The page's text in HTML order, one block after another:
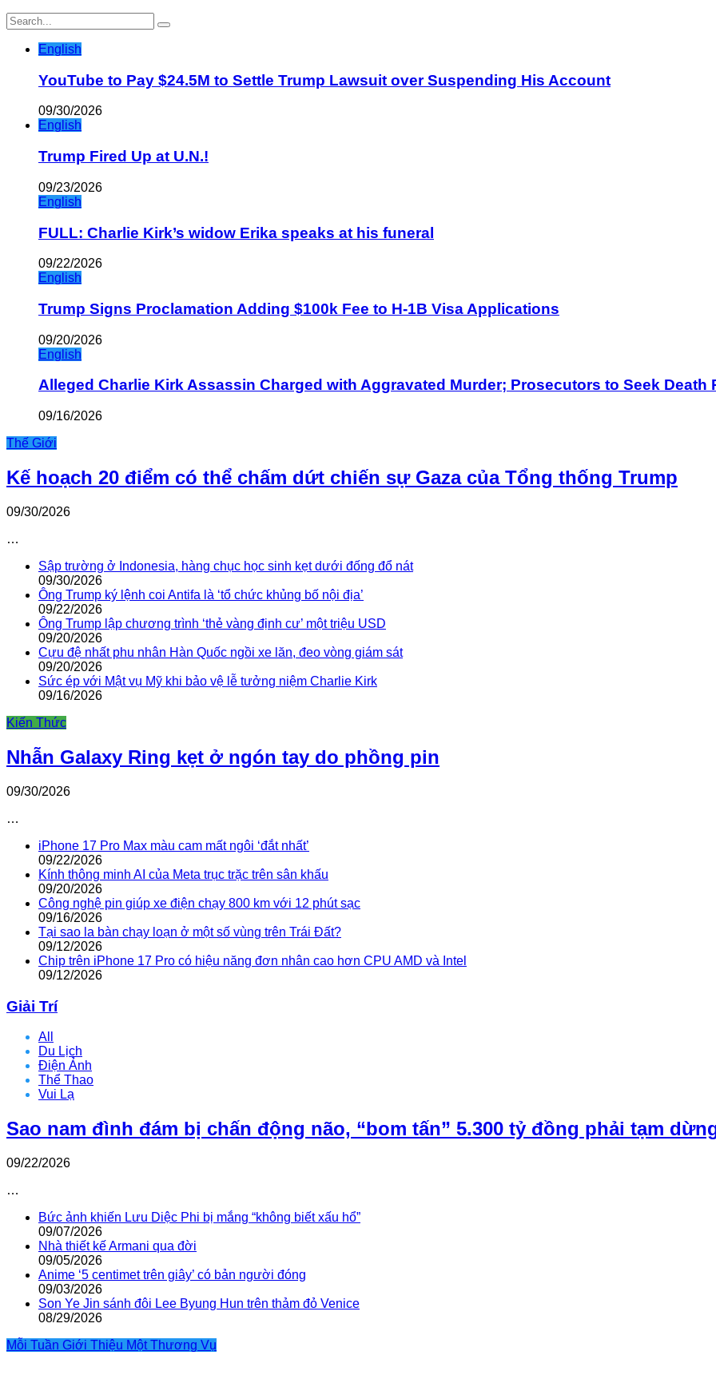
English
YouTube to Pay $24.5M to Settle Trump Lawsuit over Suspending His Account
09/30/2026
English
Trump Fired Up at U.N.!
09/23/2026
English
FULL: Charlie Kirk’s widow Erika speaks at his funeral
09/22/2026
English
Trump Signs Proclamation Adding $100k Fee to H-1B Visa Applications
09/20/2026
English
Alleged Charlie Kirk Assassin Charged with Aggravated Murder; Prosecutors to Seek Death
09/16/2026
Thế Giới
Kế hoạch 20 điểm có thể chấm dứt chiến sự Gaza của Tổng thống Trump
09/30/2026
…
Sập trường ở Indonesia, hàng chục học sinh kẹt dưới đống đổ nát
09/30/2026
Ông Trump ký lệnh coi Antifa là ‘tổ chức khủng bố nội địa’
09/22/2026
Ông Trump lập chương trình ‘thẻ vàng định cư’ một triệu USD
09/20/2026
Cựu đệ nhất phu nhân Hàn Quốc ngồi xe lăn, đeo vòng giám sát
09/20/2026
Sức ép với Mật vụ Mỹ khi bảo vệ lễ tưởng niệm Charlie Kirk
09/16/2026
Kiến Thức
Nhẫn Galaxy Ring kẹt ở ngón tay do phồng pin
09/30/2026
…
iPhone 17 Pro Max màu cam mất ngôi ‘đắt nhất’
09/22/2026
Kính thông minh AI của Meta trục trặc trên sân khấu
09/20/2026
Công nghệ pin giúp xe điện chạy 800 km với 12 phút sạc
09/16/2026
Tại sao la bàn chạy loạn ở một số vùng trên Trái Đất?
09/12/2026
Chip trên iPhone 17 Pro có hiệu năng đơn nhân cao hơn CPU AMD và Intel
09/12/2026
Giải Trí
All
Du Lịch
Điện Ảnh
Thể Thao
Vui Lạ
Sao nam đình đám bị chấn động não, “bom tấn” 5.300 tỷ đồng phải tạm
09/22/2026
…
Bức ảnh khiến Lưu Diệc Phi bị mắng “không biết xấu hổ”
09/07/2026
Nhà thiết kế Armani qua đời
09/05/2026
Anime ‘5 centimet trên giây’ có bản người đóng
09/03/2026
Son Ye Jin sánh đôi Lee Byung Hun trên thảm đỏ Venice
08/29/2026
Mỗi Tuần Giới Thiệu Một Thương Vụ